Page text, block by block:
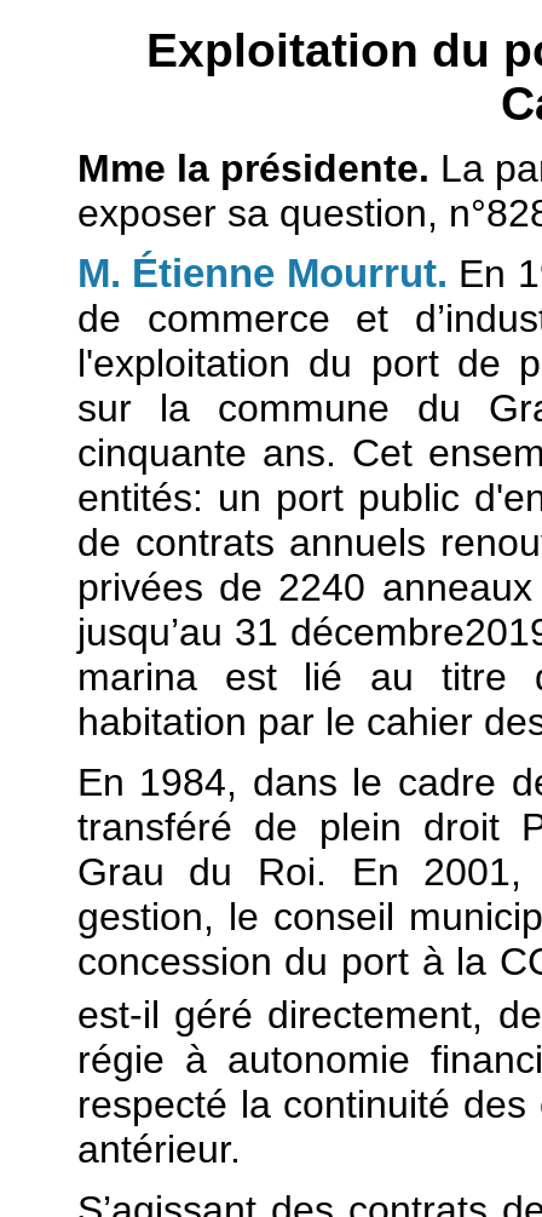
Exploitation du
Mme la présidente. La
exposer sa question,
M. Étienne Mourrut. En
de commerce et
l'exploitation du port de
sur la commune du
cinquante ans. Cet
entités: un port public
de contrats annuels
privées de 2240
jusqu’au 31
marina est lié au titre
habitation par le cahier
En 1984, dans le cadre
transféré de plein droit
Grau du Roi. En
gestion, le conseil
concession du port à la
est-il géré directement,
régie à autonomie
respecté la continuité
antérieur.